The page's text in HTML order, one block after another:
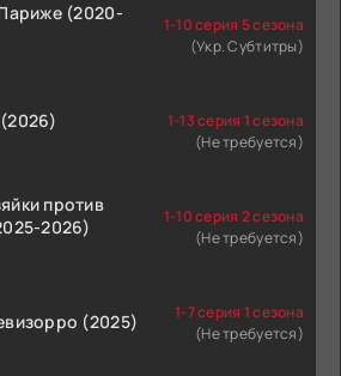
(2020-
1-10 серия 5 сезона
(Укр. Субтитры)
1-13 серия 1 сезона
(Не требуется)
против
2026)
1-10 серия 2 сезона
(Не требуется)
(2025)
1-7 серия 1 сезона
(Не требуется)